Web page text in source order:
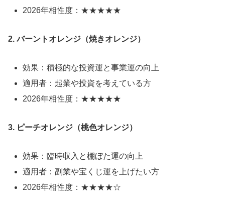
2026年相性度：★★★★★
2. バーントオレンジ（焼きオレンジ）
効果：積極的な投資運と事業運の向上
適用者：起業や投資を考えている方
2026年相性度：★★★★★
3. ピーチオレンジ（桃色オレンジ）
効果：臨時収入と棚ぼた運の向上
適用者：副業や宝くじ運を上げたい方
2026年相性度：★★★★☆